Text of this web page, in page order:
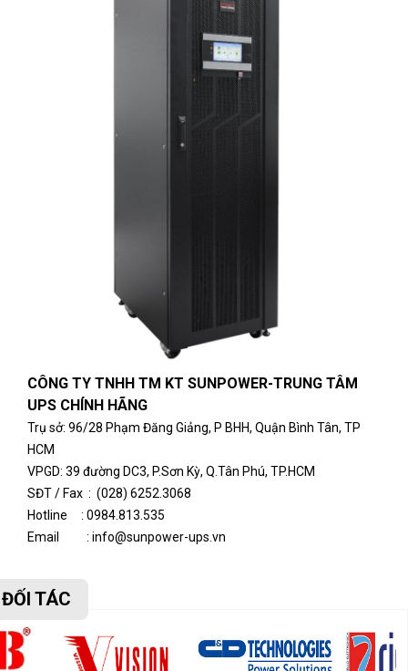
CÔNG TY TNHH TM KT SUNPOWER-TRUNG TÂM
UPS CHÍNH HÃNG
Trụ sở: 96/28 Phạm Đăng Giảng, P BHH, Quận Bình Tân, TP
HCM
VPGD: 39 đường DC3, P.Sơn Kỳ, Q.Tân Phú, TP.HCM
SĐT / Fax : (028) 6252.3068
Hotline : 0984.813.535
Email : info@sunpower-ups.vn
ĐỐI TÁC